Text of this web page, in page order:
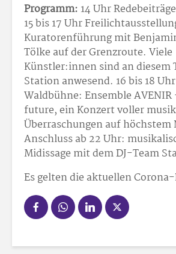
Programm: 14 Uhr
15 bis 17 Uhr
Kuratorenführung mit
Tölke auf der Grenzroute. Viele
Künstler:innen sind an diesem
Station anwesend. 16 bis 18
Waldbühne: Ensemble AVENIR
future, ein Konzert voller
Überraschungen auf höchstem
Anschluss ab 22 Uhr:
Midissage mit dem DJ-Team
Es gelten die aktuellen